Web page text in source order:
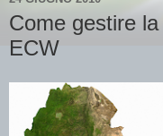
Come gestire
ECW